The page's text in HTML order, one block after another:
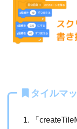
タイルマ
「